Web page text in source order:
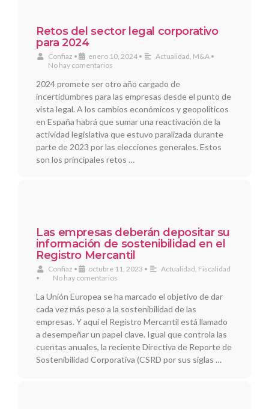
Retos del sector legal corporativo
para 2024
Confiaz • enero 10, 2024 • Actualidad, M&A •
No hay comentarios
2024 promete ser otro año cargado de
incertidumbres para las empresas desde el punto de
vista legal. A los cambios económicos y geopolíticos
en España habrá que sumar una reactivación de la
actividad legislativa que estuvo paralizada durante
parte de 2023 por las elecciones generales. Estos
son los principales retos …
Las empresas deberán depositar su
información de sostenibilidad en el
Registro Mercantil
Confiaz • octubre 11, 2023 • Actualidad, Fiscalidad
•
No hay comentarios
La Unión Europea se ha marcado el objetivo de dar
cada vez más peso a la sostenibilidad de las
empresas. Y aquí el Registro Mercantil está llamado
a desempeñar un papel clave. Igual que controla las
cuentas anuales, la reciente Directiva de Reporte de
Sostenibilidad Corporativa (CSRD por sus siglas …